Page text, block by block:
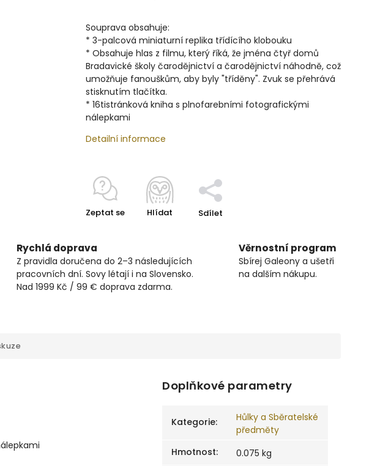
Souprava obsahuje:
* 3-palcová miniaturní replika třídícího klobouku
* Obsahuje hlas z filmu, který říká, že jména čtyř domů
Bradavické školy čarodějnictví a čarodějnictví náhodně, což
umožňuje fanouškům, aby byly "tříděny". Zvuk se přehrává
stisknutím tlačítka.
* 16tistránková kniha s plnofarebními fotografickými
nálepkami
Detailní informace
Zeptat se Hlídat Sdílet
Rychlá doprava
Z pravidla doručena do 2–3 následujících
pracovních dní. Sovy létají i na Slovensko.
Nad 1999 Kč / 99 € doprava zdarma.
Věrnostní program
Sbírej Galeony a ušetři
na dalším nákupu.
Doplňkové parametry
Kategorie:
Hůlky a Sběratelské
předměty
Hmotnost:
0.075 kg